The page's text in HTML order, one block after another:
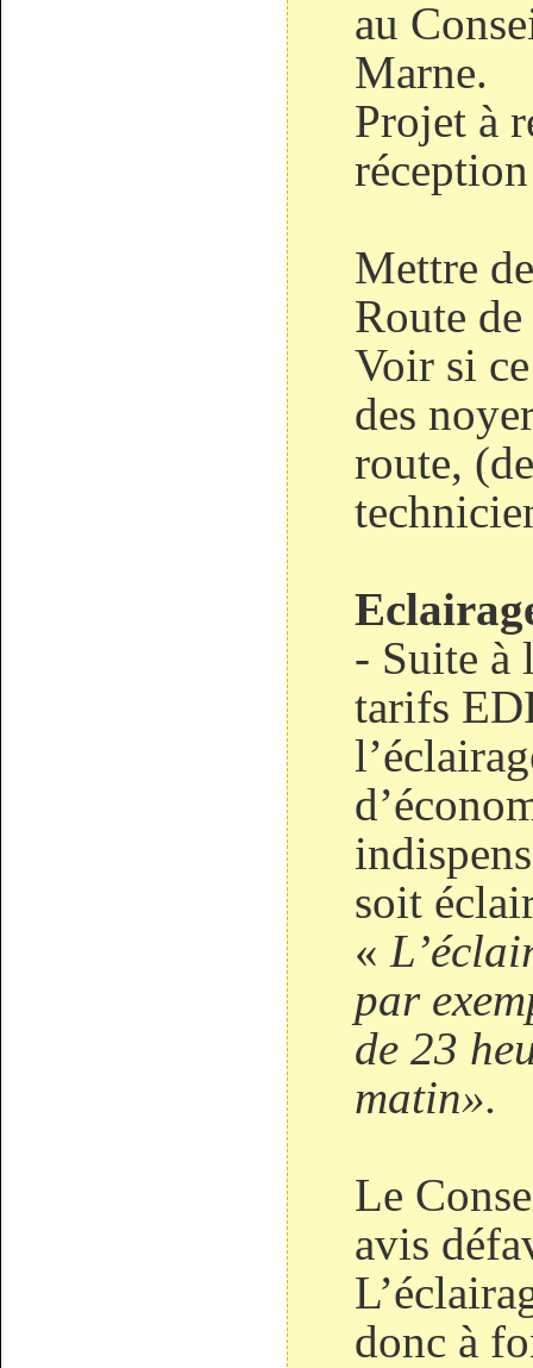
au
Marne.
Projet à
Mettre
Route
Voir si
des
route,
- Suite à
tarifs
soit
«
par
de 23
matin».
Le
avis
donc à